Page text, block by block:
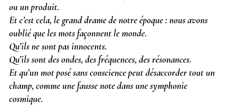
ou un produit.
Et c’est cela, le grand drame de notre époque : nous avons
oublié que les mots façonnent le monde.
Qu’ils ne sont pas innocents.
Qu’ils sont des ondes, des fréquences, des résonances.
Et qu’un mot posé sans conscience peut désaccorder tout un
champ, comme une fausse note dans une symphonie
cosmique.